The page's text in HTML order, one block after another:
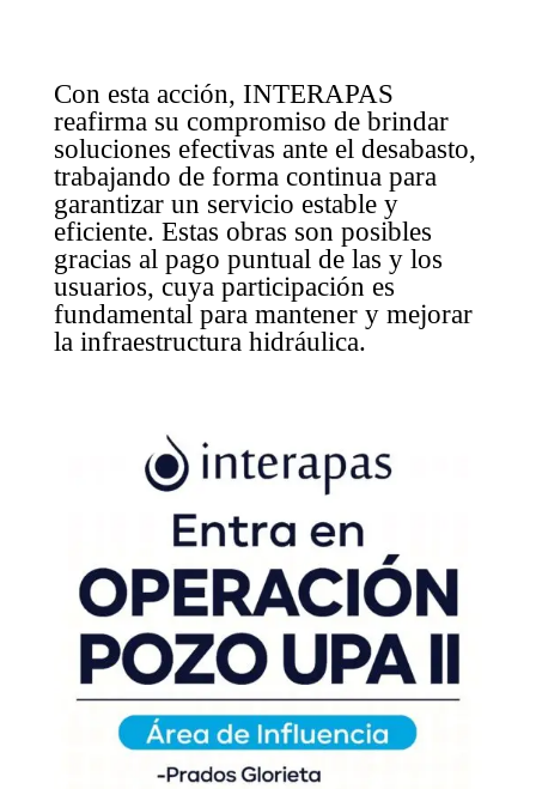
Con esta acción, INTERAPAS
reafirma su compromiso de brindar
soluciones efectivas ante el desabasto,
trabajando de forma continua para
garantizar un servicio estable y
eficiente. Estas obras son posibles
gracias al pago puntual de las y los
usuarios, cuya participación es
fundamental para mantener y mejorar
la infraestructura hidráulica.